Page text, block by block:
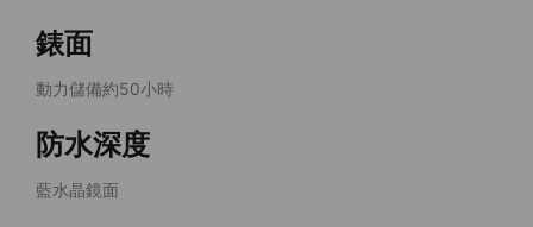
錶面
動力儲備約50小時
防水深度
藍水晶鏡面